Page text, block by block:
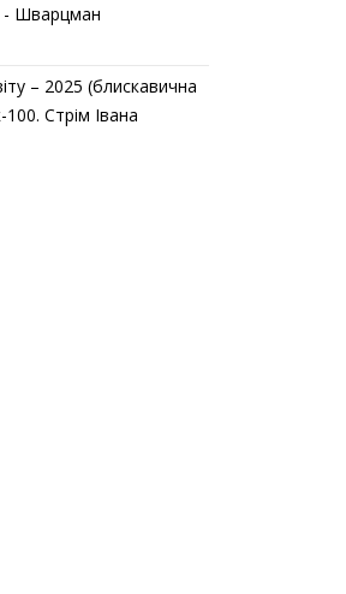
- Шварцман
– 2025 (блискавична
Стрім Івана